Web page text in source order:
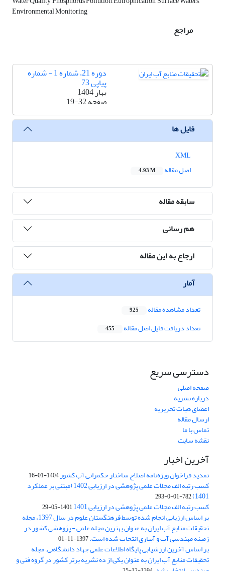
Environmental Monitoring
مراجع
دوره 21، شماره 1 - شماره
پیاپی 73
بهار 1404
صفحه19-32
فایل ها
اصل مقاله
4.93 M
سابقه مقاله
هم رسانی
ارجاع به این مقاله
آمار
تعداد مشاهده مقاله 925
تعداد دریافت فایل اصل مقاله 455
دسترسی سریع
صفحه اصلی
درباره نشریه
اعضای هیات تحریریه
ارسال مقاله
تماس با ما
نقشه سایت
آخرین اخبار
تمدید فراخوان ویژه‌نامه اصلاح ساختار حکمرانی آب کشور1404-01-16
کسب رتبه الف مجلات علمی پژوهشی در ارزیابی 1402 (مبتنی بر عملکرد
1401)
782-01-0-293
کسب رتبه الف مجلات علمی پژوهشی در ارزیابی 1401 1401-05-29
بر اساس ارزیابی انجام شده توسط فرهنگستان علوم در سال 1397، مجله
تحقیقات منابع آب ایران به عنوان بهترین مجله علمی - پژوهشی کشور در
زمینه مهندسی آب و آبیاری انتخاب شده است.1397-11-01
بر اساس آخرین ارزشیابی پایگاه اطلاعات علمی جهاد دانشگاهی، مجله
تحقیقات منابع آب ایران به عنوان یکی از ده نشریه برتر کشور در گروه فنی و